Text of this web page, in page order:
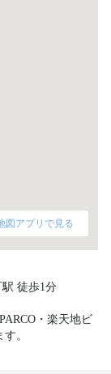
図アプリで見る
駅 徒歩1分
・楽天地ビ
。